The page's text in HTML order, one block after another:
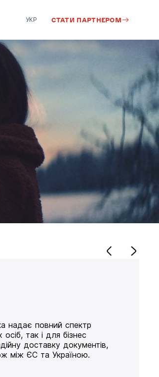
УКР СТАТИ ПАРТНЕРОМ
надає повний спектр
так і для бізнес
доставку документів,
між ЄС та Україною.